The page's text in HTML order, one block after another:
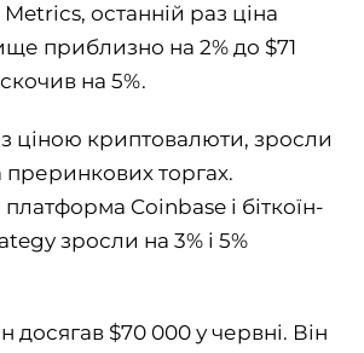
останній раз ціна
приблизно на 2% до $71
на 5%.
з ціною криптовалюти, зросли
преринкових торгах.
Coinbase і біткоїн-
зросли на 3% і 5%
досягав $70 000 у червні. Він